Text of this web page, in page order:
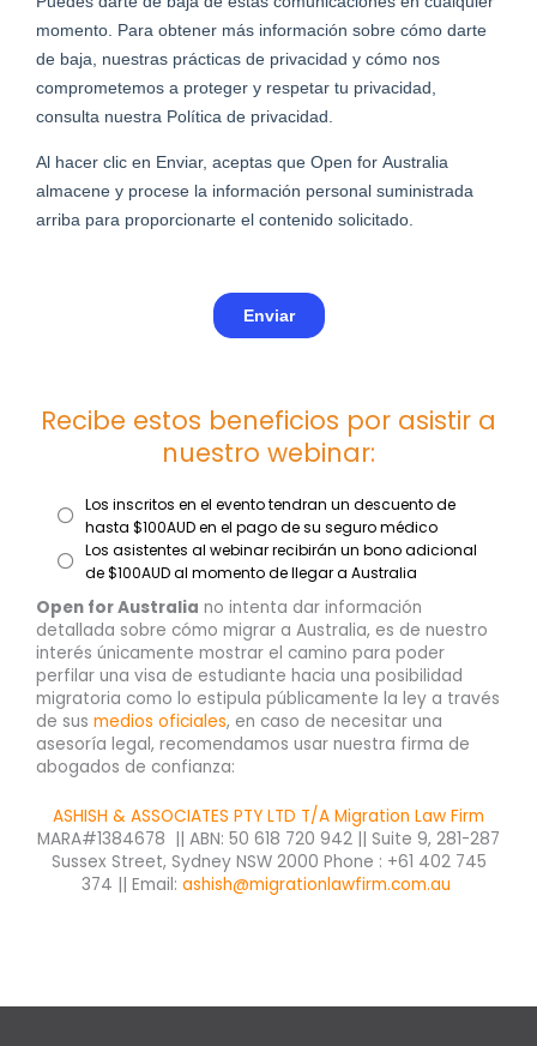
Recibe estos beneficios por asistir a
nuestro webinar:
Los inscritos en el evento tendran un descuento de
hasta $100AUD en el pago de su seguro médico
Los asistentes al webinar recibirán un bono adicional
de $100AUD al momento de llegar a Australia
Open for Australia no intenta dar información
detallada sobre cómo migrar a Australia, es de nuestro
interés únicamente mostrar el camino para poder
perfilar una visa de estudiante hacia una posibilidad
migratoria como lo estipula públicamente la ley a través
de sus medios oficiales, en caso de necesitar una
asesoría legal, recomendamos usar nuestra firma de
abogados de confianza:
ASHISH & ASSOCIATES PTY LTD T/A Migration Law Firm
MARA#1384678 || ABN: 50 618 720 942 || Suite 9, 281-287
Sussex Street, Sydney NSW 2000 Phone : +61 402 745
374 || Email: ashish@migrationlawfirm.com.au